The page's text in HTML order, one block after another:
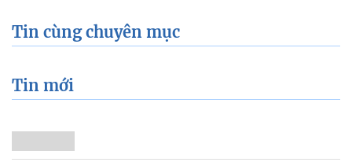
Tin cùng chuyên mục
Tin mới